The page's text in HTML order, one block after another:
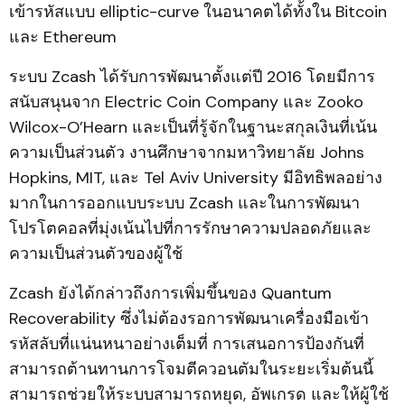
เข้ารหัสแบบ elliptic-curve ในอนาคตได้ทั้งใน Bitcoin
และ Ethereum
ระบบ Zcash ได้รับการพัฒนาตั้งแต่ปี 2016 โดยมีการ
สนับสนุนจาก Electric Coin Company และ Zooko
Wilcox-O’Hearn และเป็นที่รู้จักในฐานะสกุลเงินที่เน้น
ความเป็นส่วนตัว งานศึกษาจากมหาวิทยาลัย Johns
Hopkins, MIT, และ Tel Aviv University มีอิทธิพลอย่าง
มากในการออกแบบระบบ Zcash และในการพัฒนา
โปรโตคอลที่มุ่งเน้นไปที่การรักษาความปลอดภัยและ
ความเป็นส่วนตัวของผู้ใช้
Zcash ยังได้กล่าวถึงการเพิ่มขึ้นของ Quantum
Recoverability ซึ่งไม่ต้องรอการพัฒนาเครื่องมือเข้า
รหัสลับที่แน่นหนาอย่างเต็มที่ การเสนอการป้องกันที่
สามารถต้านทานการโจมตีควอนตัมในระยะเริ่มต้นนี้
สามารถช่วยให้ระบบสามารถหยุด, อัพเกรด และให้ผู้ใช้